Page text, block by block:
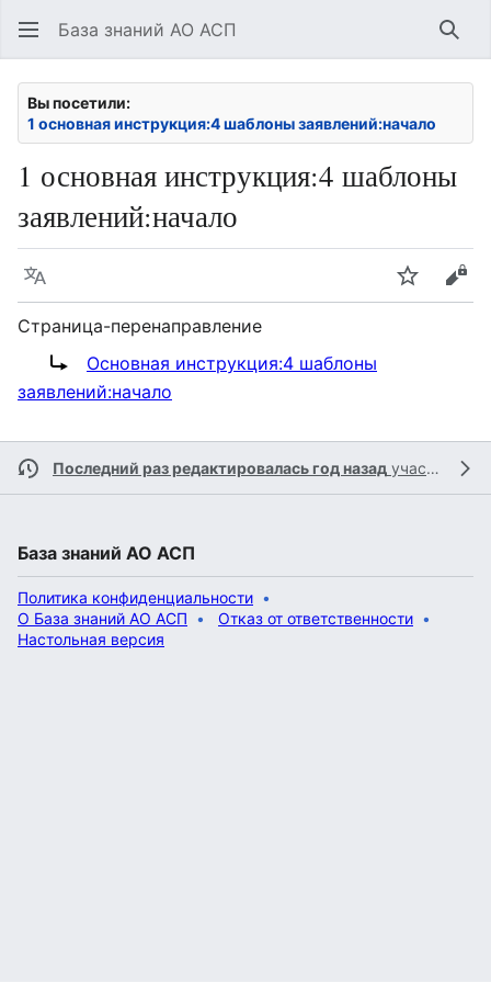
База знаний АО АСП
Вы посетили:
1 основная инструкция:4 шаблоны заявлений:начало
1 основная инструкция:4 шаблоны
заявлений:начало
Язык Следить
Страница-перенаправление
Перенаправление на:
Основная инструкция:4 шаблоны
заявлений:начало
Последний раз редактировалась год назад участником
База знаний АО АСП
Политика конфиденциальности
О База знаний АО АСП
Отказ от ответственности
Настольная версия